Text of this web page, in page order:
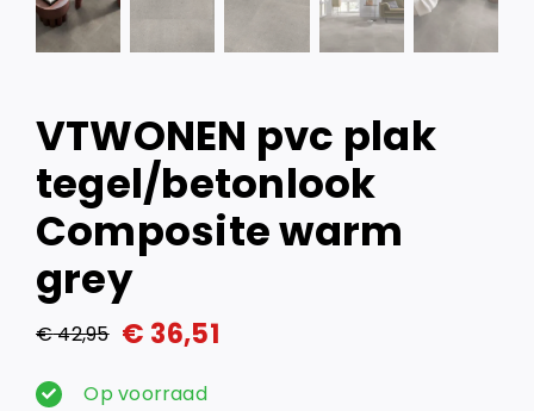
VTWONEN pvc plak
tegel/betonlook
Composite warm
grey
€42,95
Oorspronkelijke
prijs
€ 36,51
Huidige
prijsOp voorraad